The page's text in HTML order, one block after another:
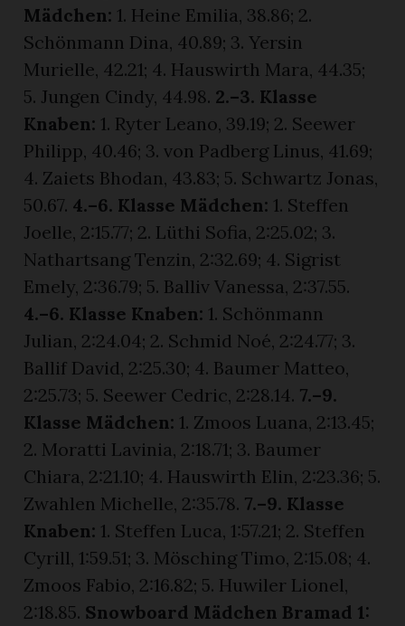
Mädchen: 1. Heine Emilia, 38.86; 2.
Schönmann Dina, 40.89; 3. Yersin
Murielle, 42.21; 4. Hauswirth Mara, 44.35;
5. Jungen Cindy, 44.98. 2.–3. Klasse
Knaben: 1. Ryter Leano, 39.19; 2. Seewer
Philipp, 40.46; 3. von Padberg Linus, 41.69;
4. Zaiets Bhodan, 43.83; 5. Schwartz Jonas,
50.67. 4.–6. Klasse Mädchen: 1. Steffen
Joelle, 2:15.77; 2. Lüthi Sofia, 2:25.02; 3.
Nathartsang Tenzin, 2:32.69; 4. Sigrist
Emely, 2:36.79; 5. Balliv Vanessa, 2:37.55.
4.–6. Klasse Knaben: 1. Schönmann
Julian, 2:24.04; 2. Schmid Noé, 2:24.77; 3.
Ballif David, 2:25.30; 4. Baumer Matteo,
2:25.73; 5. Seewer Cedric, 2:28.14. 7.–9.
Klasse Mädchen: 1. Zmoos Luana, 2:13.45;
2. Moratti Lavinia, 2:18.71; 3. Baumer
Chiara, 2:21.10; 4. Hauswirth Elin, 2:23.36; 5.
Zwahlen Michelle, 2:35.78. 7.–9. Klasse
Knaben: 1. Steffen Luca, 1:57.21; 2. Steffen
Cyrill, 1:59.51; 3. Mösching Timo, 2:15.08; 4.
Zmoos Fabio, 2:16.82; 5. Huwiler Lionel,
2:18.85. Snowboard Mädchen Bramad 1: